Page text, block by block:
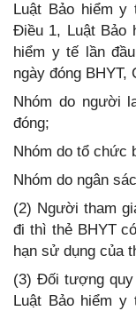
Luật Bảo hiểm
Điều 1, Luật Bảo
hiểm y tế lần
ngày đóng BHYT,
Nhóm do người
đóng;
Nhóm do tổ chức
Nhóm do ngân
(2) Người tham
đi thì thẻ BHYT
hạn sử dụng của
(3) Đối tượng quy
Luật Bảo hiểm